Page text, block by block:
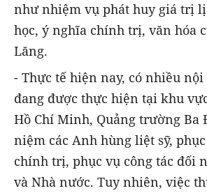
như nhiệm vụ phát huy giá trị
học, ý nghĩa chính trị, văn hóa
Lăng.
- Thực tế hiện nay, có nhiều
đang được thực hiện tại khu
Hồ Chí Minh, Quảng trường
niệm các Anh hùng liệt sỹ,
chính trị, phục vụ công tác đối
và Nhà nước. Tuy nhiên, việc